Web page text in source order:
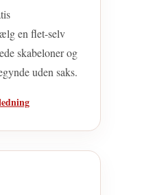
en flet-selv
skabeloner og
uden saks.